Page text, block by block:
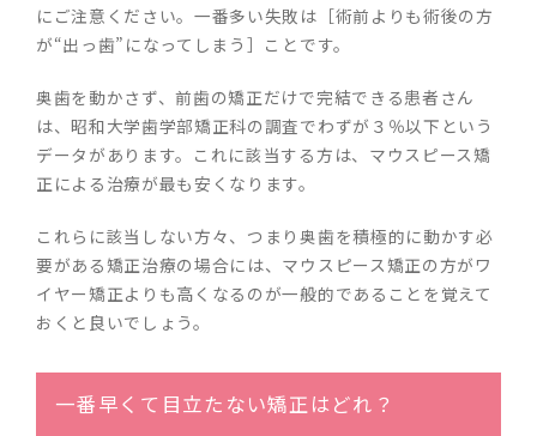
にご注意ください。一番多い失敗は［術前よりも術後の方
が“出っ歯”になってしまう］ことです。
奥歯を動かさず、前歯の矯正だけで完結できる患者さん
は、昭和大学歯学部矯正科の調査でわずが３％以下という
データがあります。これに該当する方は、マウスピース矯
正による治療が最も安くなります。
これらに該当しない方々、つまり奥歯を積極的に動かす必
要がある矯正治療の場合には、マウスピース矯正の方がワ
イヤー矯正よりも高くなるのが一般的であることを覚えて
おくと良いでしょう。
一番早くて目立たない矯正はどれ？